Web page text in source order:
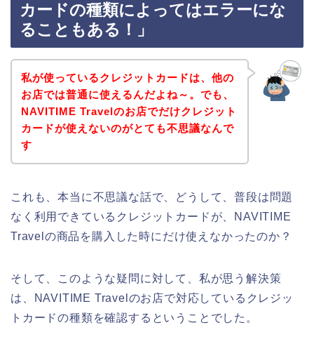
カードの種類によってはエラーにな
ることもある！」
私が使っているクレジットカードは、他の
お店では普通に使えるんだよね～。でも、
NAVITIME Travelのお店でだけクレジット
カードが使えないのがとても不思議なんで
す
これも、本当に不思議な話で、どうして、普段は問題
なく利用できているクレジットカードが、NAVITIME
Travelの商品を購入した時にだけ使えなかったのか？
そして、このような疑問に対して、私が思う解決策
は、NAVITIME Travelのお店で対応しているクレジッ
トカードの種類を確認するということでした。